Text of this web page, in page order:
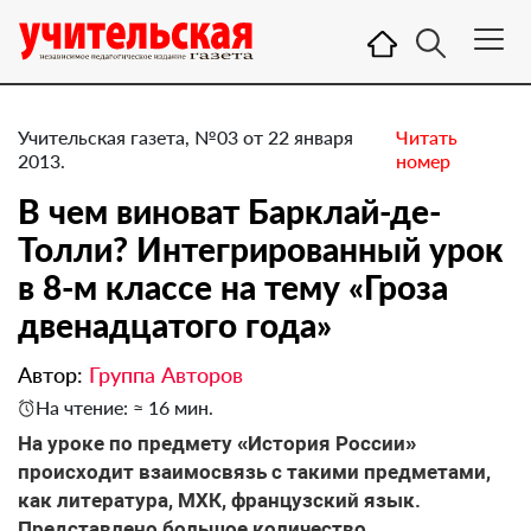
Учительская газета, №03 от 22 января
2013.
Читать
номер
В чем виноват Барклай-де-
Толли? Интегрированный урок
в 8-м классе на тему «Гроза
двенадцатого года»
Автор: Группа Авторов
На чтение: ≈ 16 мин.
На уроке по предмету «История России»
происходит взаимосвязь с такими предметами,
как литература, МХК, французский язык.